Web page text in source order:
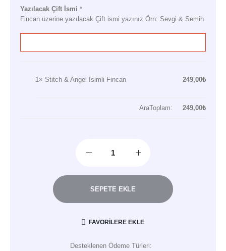
Yazılacak Çift İsmi *
Fincan üzerine yazılacak Çift ismi yazınız Örn: Sevgi & Semih
1× Stitch & Angel İsimli Fincan 249,00₺
AraToplam: 249,00₺
SEPETE EKLE
FAVORILERE EKLE
Desteklenen Ödeme Türleri: